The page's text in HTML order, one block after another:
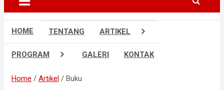
HOME TENTANG ARTIKEL
PROGRAM GALERI KONTAK
Home Artikel Buku